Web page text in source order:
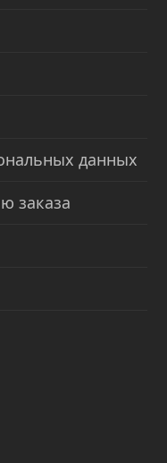
данных
заказа